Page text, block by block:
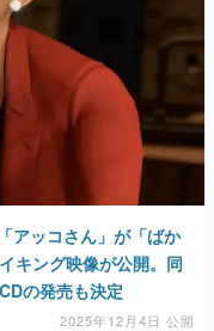
アッコさん」が「ばか
キング映像が公開。同
の発売も決定
2025年12月4日 公開